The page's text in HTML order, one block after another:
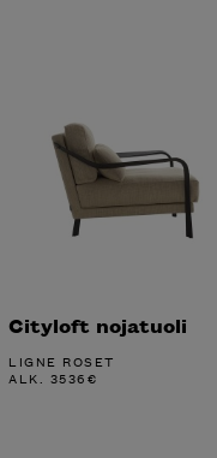
Cityloft nojatuoli
LIGNE ROSET
ALK. 3536€